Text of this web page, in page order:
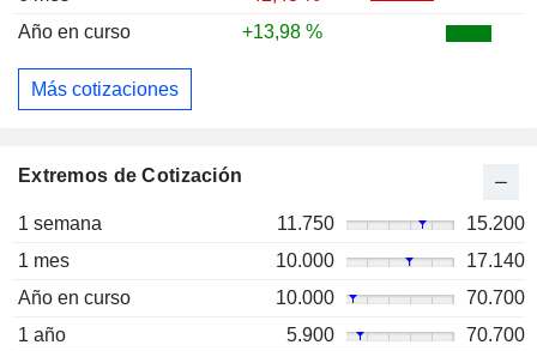
Año en curso
+13,98 %
Más cotizaciones
Extremos de Cotización
1 semana 11.750
15.200
1 mes
10.000
17.140
Año en curso
10.000
70.700
1 año
5.900
70.700